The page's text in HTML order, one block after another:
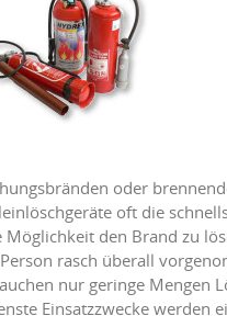
oder
oft die
Möglichkeit den Brand zu
rasch überall
nur geringe Mengen
Einsatzzwecke werden